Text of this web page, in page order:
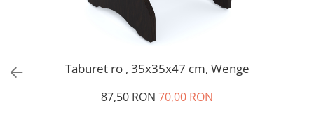
Taburet ro , 35x35x47 cm, Wenge
87,50 RON70,00 RON